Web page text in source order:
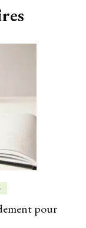
pour